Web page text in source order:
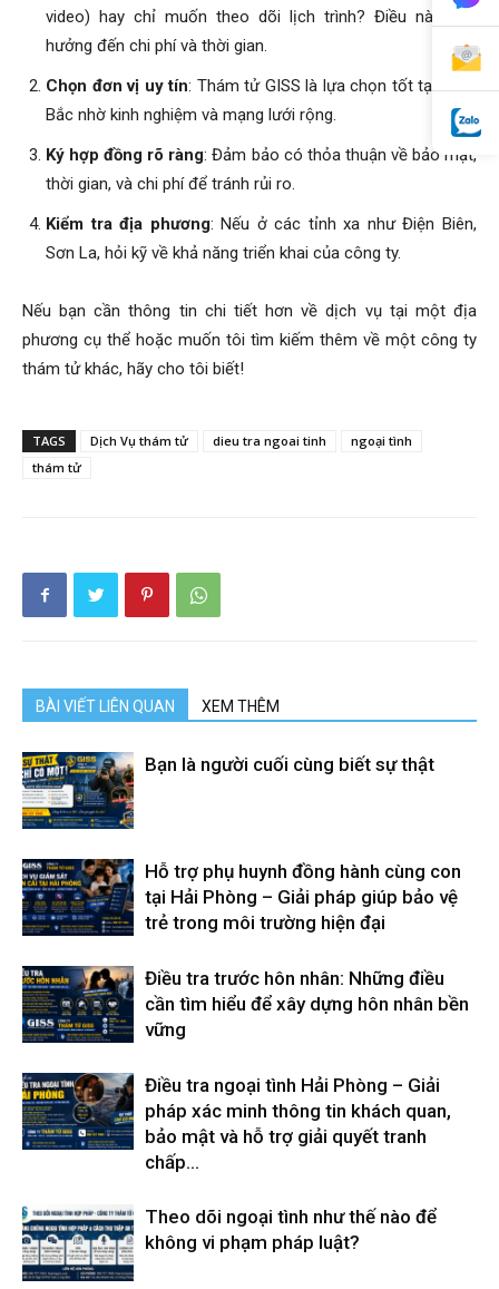
video) hay chỉ muốn theo dõi lịch trình? Điều này ảnh
hưởng đến chi phí và thời gian.
Chọn đơn vị uy tín: Thám tử GISS là lựa chọn tốt tại miền
Bắc nhờ kinh nghiệm và mạng lưới rộng.
Ký hợp đồng rõ ràng: Đảm bảo có thỏa thuận về bảo mật,
thời gian, và chi phí để tránh rủi ro.
Kiểm tra địa phương: Nếu ở các tỉnh xa như Điện Biên,
Sơn La, hỏi kỹ về khả năng triển khai của công ty.
Nếu bạn cần thông tin chi tiết hơn về dịch vụ tại một địa
phương cụ thể hoặc muốn tôi tìm kiếm thêm về một công ty
thám tử khác, hãy cho tôi biết!
TAGS Dịch Vụ thám tử dieu tra ngoai tinh
ngoại tình
thám tử
BÀI VIẾT LIÊN QUAN XEM THÊM
Bạn là người cuối cùng biết sự thật
Hỗ trợ phụ huynh đồng hành cùng con
tại Hải Phòng – Giải pháp giúp bảo vệ
trẻ trong môi trường hiện đại
Điều tra trước hôn nhân: Những điều
cần tìm hiểu để xây dựng hôn nhân bền
vững
Điều tra ngoại tình Hải Phòng – Giải
pháp xác minh thông tin khách quan,
bảo mật và hỗ trợ giải quyết tranh
chấp...
Theo dõi ngoại tình như thế nào để
không vi phạm pháp luật?